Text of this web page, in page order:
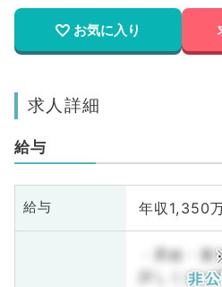
お気に入り
求人詳細
給与
給与 年収1,350
・昇給・賞
詳しくはお